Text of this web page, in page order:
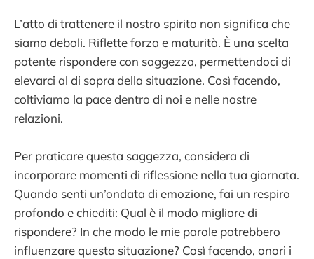
L’atto di trattenere il nostro spirito non significa che
siamo deboli. Riflette forza e maturità. È una scelta
potente rispondere con saggezza, permettendoci di
elevarci al di sopra della situazione. Così facendo,
coltiviamo la pace dentro di noi e nelle nostre
relazioni.
Per praticare questa saggezza, considera di
incorporare momenti di riflessione nella tua giornata.
Quando senti un’ondata di emozione, fai un respiro
profondo e chiediti: Qual è il modo migliore di
rispondere? In che modo le mie parole potrebbero
influenzare questa situazione? Così facendo, onori i